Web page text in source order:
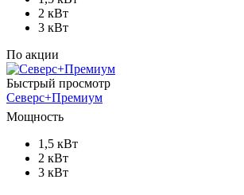
2 кВт
3 кВт
По акции
Быстрый просмотр
Северс+Премиум
Мощность
1,5 кВт
2 кВт
3 кВт